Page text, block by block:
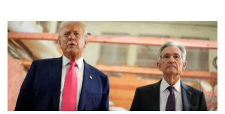
والبهلوانيات الإعلامية، يُسوّق لها أنصاره
على أنها إنجازات كبرى على مختلف
المستويات. غير أن القراءة المتأنية تكشف
أن هذه السياسات، البعيدة عن الحكمة
والتخطيط الاستراتيجي، مرشحة لإنتاج
نتائج كارثية، لا عليه شخصيًا فحسب، بل
على محيطه الضيق وشركائه في اتخاذ